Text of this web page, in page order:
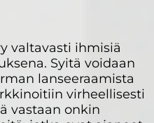
valtavasti ihmisiä
Syitä voidaan
lanseeraamista
virheellisesti
vastaan onkin